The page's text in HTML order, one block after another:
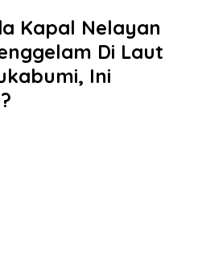
Kapal Nelayan
Di Laut
Ini